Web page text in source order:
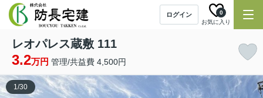
ログイン
お気に入り
0
レオパレス蔵敷 111
3.2万円 管理/共益費 4,500円
1/30